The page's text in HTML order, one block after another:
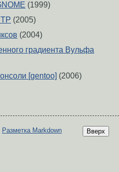
(1999)
(2005)
(2004)
градиента Вульфа
[gentoo] (2006)
Вверх
Разметка Markdown